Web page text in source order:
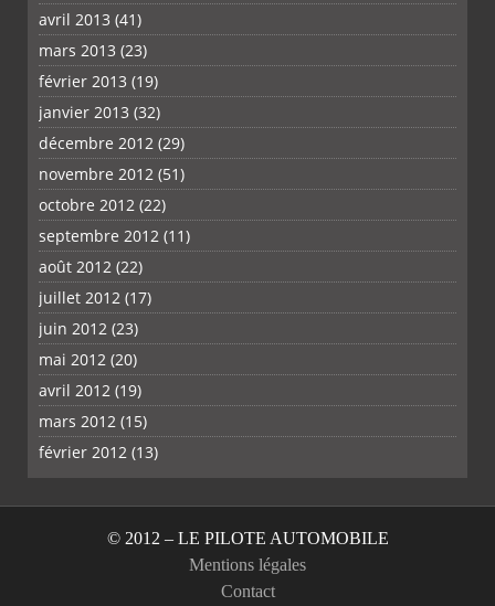
avril 2013 (41)
mars 2013 (23)
février 2013 (19)
janvier 2013 (32)
décembre 2012 (29)
novembre 2012 (51)
octobre 2012 (22)
septembre 2012 (11)
août 2012 (22)
juillet 2012 (17)
juin 2012 (23)
mai 2012 (20)
avril 2012 (19)
mars 2012 (15)
février 2012 (13)
© 2012 – LE PILOTE AUTOMOBILE
Mentions légales
Contact